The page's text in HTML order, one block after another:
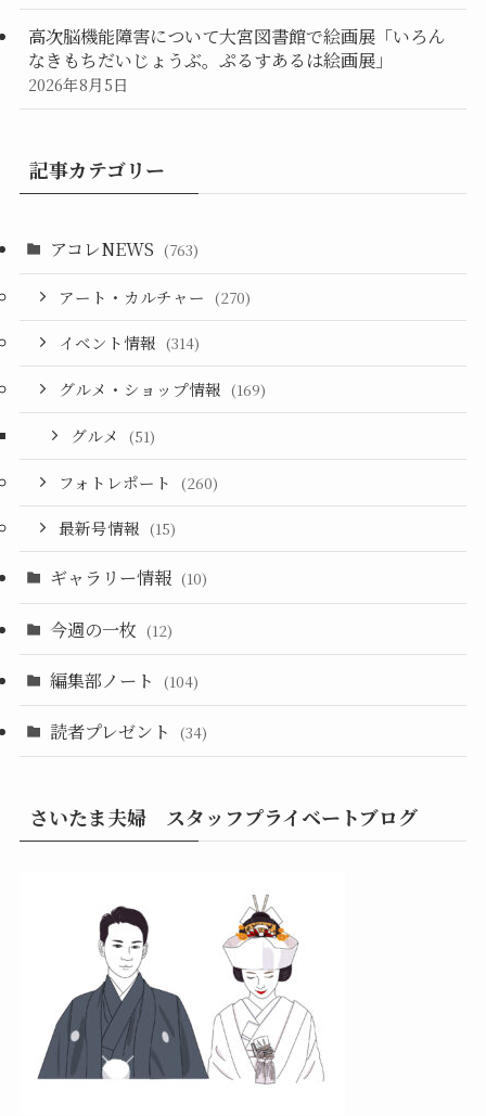
高次脳機能障害について大宮図書館で絵画展「いろん
なきもちだいじょうぶ。ぷるすあるは絵画展」
2026年8月5日
記事カテゴリー
アコレNEWS (763)
アート・カルチャー (270)
イベント情報 (314)
グルメ・ショップ情報 (169)
グルメ (51)
フォトレポート (260)
最新号情報 (15)
ギャラリー情報 (10)
今週の一枚 (12)
編集部ノート (104)
読者プレゼント (34)
さいたま夫婦 スタッフプライベートブログ